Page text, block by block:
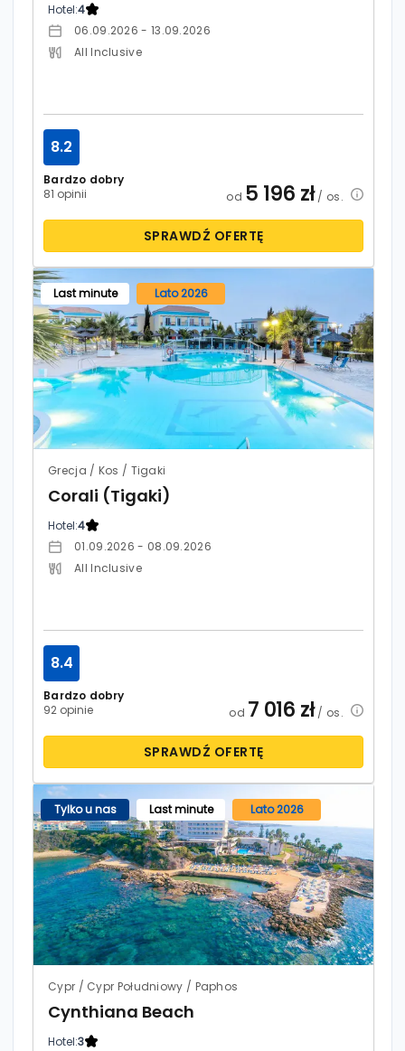
Hotel:4
06.09.2026 - 13.09.2026
All Inclusive
Bardzo dobry
81 opinii
8.2
od 5 196 zł/ os.
SPRAWDŹ OFERTĘ
Last minute Lato 2026
Grecja / Kos / Tigaki
Corali (Tigaki)
Hotel:4
01.09.2026 - 08.09.2026
All Inclusive
Bardzo dobry
92 opinie
8.4
od 7 016 zł/ os.
SPRAWDŹ OFERTĘ
Tylko u nas Last minute Lato 2026
Cypr / Cypr Południowy / Paphos
Cynthiana Beach
Hotel:3